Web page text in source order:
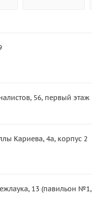
56, первый этаж
Кариева, 4а, корпус 2
13 (павильон №1,